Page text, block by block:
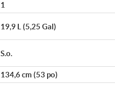
1
19,9 L (5,25 Gal)
S.o.
134,6 cm (53 po)